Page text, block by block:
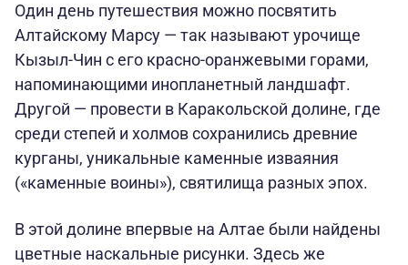
Один день путешествия можно посвятить
Алтайскому Марсу — так называют урочище
Кызыл-Чин с его красно-оранжевыми горами,
напоминающими инопланетный ландшафт.
Другой — провести в Каракольской долине, где
среди степей и холмов сохранились древние
курганы, уникальные каменные изваяния
(«каменные воины»), святилища разных эпох.
В этой долине впервые на Алтае были найдены
цветные наскальные рисунки. Здесь же